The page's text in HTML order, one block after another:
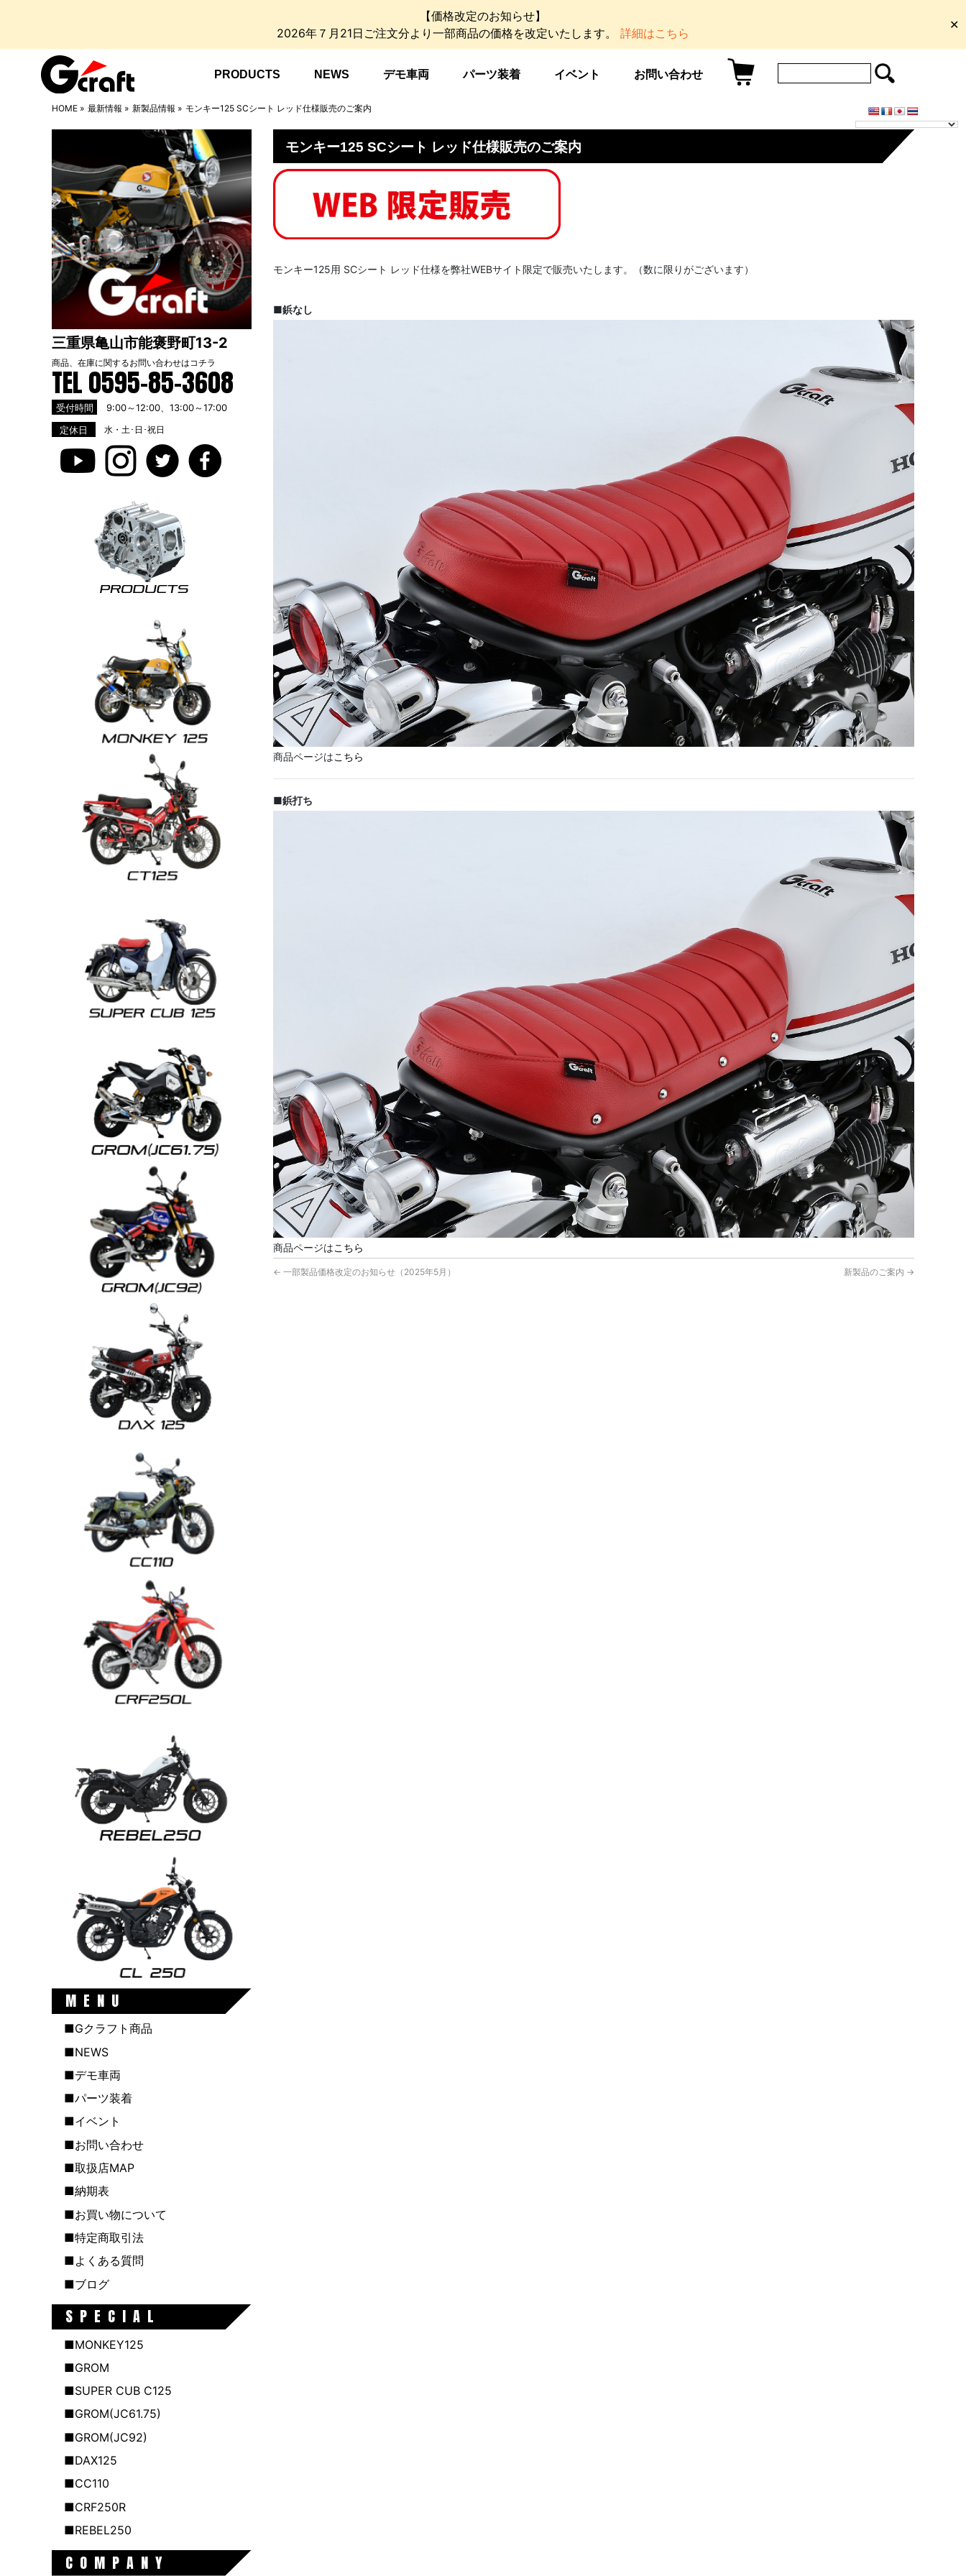
【価格改定のお知らせ】
2026年７月21日ご注文分より一部商品の価格を改定いたします。 詳細はこちら
✕
PRODUCTS NEWS デモ車両 パーツ装着 イベント お問い合わせ
HOME » 最新情報 » 新製品情報 » モンキー125 SCシート レッド仕様販売のご案内
三重県亀山市能褒野町13-2
商品、在庫に関するお問い合わせはコチラ
TEL 0595-85-3608
受付時間
9:00～12:00、13:00～17:00
定休日
水・土･日･祝日
MENU
■Gクラフト商品
■NEWS
■デモ車両
■パーツ装着
■イベント
■お問い合わせ
■取扱店MAP
■納期表
■お買い物について
■特定商取引法
■よくある質問
■ブログ
SPECIAL
■MONKEY125
■GROM
■SUPER CUB C125
■GROM(JC61.75)
■GROM(JC92)
■DAX125
■CC110
■CRF250R
■REBEL250
COMPANY
モンキー125 SCシート レッド仕様販売のご案内
モンキー125用 SCシート レッド仕様を弊社WEBサイト限定で販売いたします。（数に限りがございます）
■鋲なし
商品ページはこちら
■鋲打ち
商品ページはこちら
← 一部製品価格改定のお知らせ（2025年5月） 新製品のご案内 →